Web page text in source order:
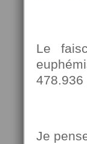
Le
478.936
Je